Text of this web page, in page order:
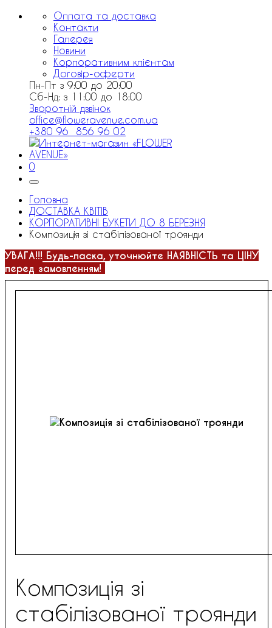
Оплата та доставка
Контакти
Галерея
Новини
Корпоративним клієнтам
Договір-оферти
Пн-Пт з 9:00 до 20:00
Сб-Нд: з 11:00 до 18:00
Зворотній дзвінок
office@floweravenue.com.ua
+380 96 856 96 02
0
Головна
ДОСТАВКА КВІТІВ
КОРПОРАТИВНІ БУКЕТИ ДО 8 БЕРЕЗНЯ
Композиція зі стабілізованої троянди
УВАГА!!! Будь-ласка, уточнюйте НАЯВНІСТЬ та ЦІНУ
перед замовленням!
Композиція зі
стабілізованої троянди